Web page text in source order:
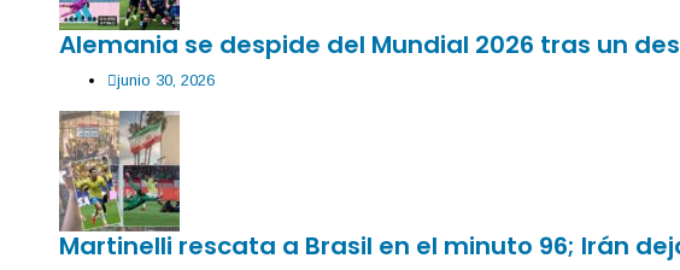
Alemania se despide del Mundial 2026 tras un
junio 30, 2026
Martinelli rescata a Brasil en el minuto 96; Irán